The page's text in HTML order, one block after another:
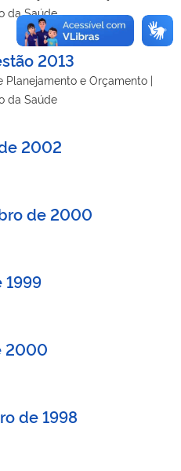
da Saúde
2013
Planejamento e Orçamento |
da Saúde
2002
de 2000
1999
2000
de 1998